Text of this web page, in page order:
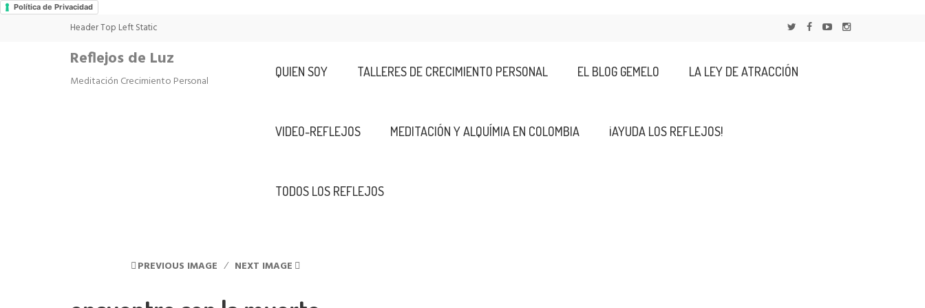
Política de Privacidad
Header Top Left Static
Reflejos de Luz
Meditación Crecimiento Personal
QUIEN SOY TALLERES DE CRECIMIENTO PERSONAL EL BLOG GEMELO LA LEY DE ATRACCIÓN
VIDEO-REFLEJOS MEDITACIÓN Y ALQUÍMIA EN COLOMBIA ¡AYUDA LOS REFLEJOS!
TODOS LOS REFLEJOS
PREVIOUS IMAGE NEXT IMAGE